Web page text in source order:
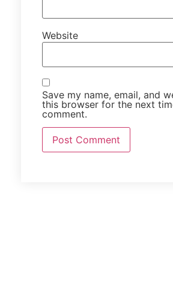
Website
Save my name, email, and
this browser for the next
comment.